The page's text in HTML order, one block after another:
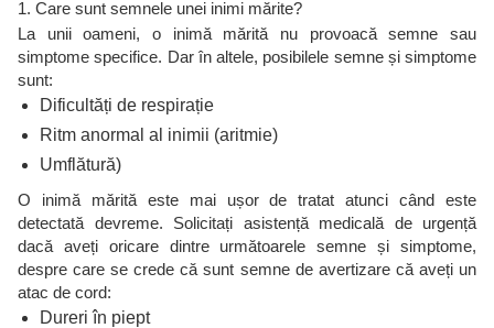
1. Care sunt semnele unei inimi mărite?
La unii oameni, o inimă mărită nu provoacă semne sau
simptome specifice. Dar în altele, posibilele semne și simptome
sunt:
Dificultăți de respirație
Ritm anormal al inimii (aritmie)
Umflătură)
O inimă mărită este mai ușor de tratat atunci când este
detectată devreme. Solicitați asistență medicală de urgență
dacă aveți oricare dintre următoarele semne și simptome,
despre care se crede că sunt semne de avertizare că aveți un
atac de cord:
Dureri în piept